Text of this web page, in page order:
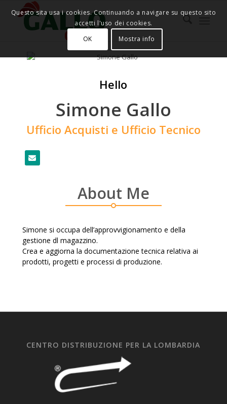
Hello
Simone Gallo
Ufficio Acquisti e Ufficio Tecnico
About Me
Simone si occupa dell’approvvigionamento e della
gestione dl magazzino.
Crea e aggiorna la documentazione tecnica relativa ai
prodotti, progetti e processi di produzione.
CENTRO DISTRIBUZIONE PER LA LOMBARDIA
Questo sita usa i cookies. Continuando a navigare su questo sito
accetti l'uso dei cookies.
OK
Mostra info